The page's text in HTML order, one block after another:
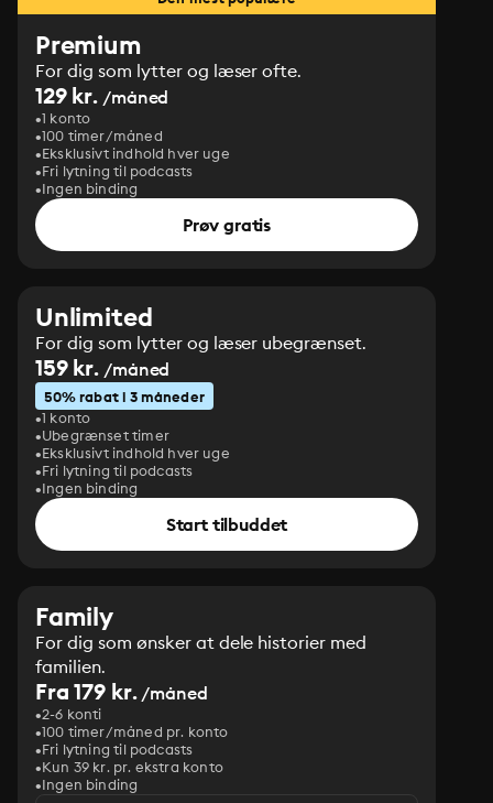
Premium
For dig som lytter og læser ofte.
129 kr. /måned
1 konto
100 timer/måned
Eksklusivt indhold hver uge
Fri lytning til podcasts
Ingen binding
Prøv gratis
Unlimited
For dig som lytter og læser ubegrænset.
159 kr. /måned
50% rabat i 3 måneder
1 konto
Ubegrænset timer
Eksklusivt indhold hver uge
Fri lytning til podcasts
Ingen binding
Start tilbuddet
Family
For dig som ønsker at dele historier med
familien.
Fra 179 kr./måned
2-6 konti
100 timer/måned pr. konto
Fri lytning til podcasts
Kun 39 kr. pr. ekstra konto
Ingen binding